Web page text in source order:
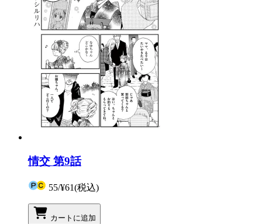
情交 第9話
55/¥61(税込)
カートに追加